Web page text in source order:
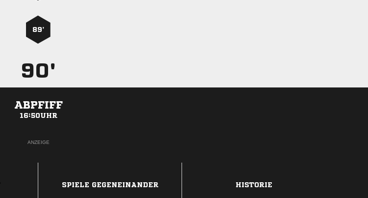
89’
90'
ABPFIFF
16:50UHR
ANZEIGE
SPIELE GEGENEINANDER HISTORIE